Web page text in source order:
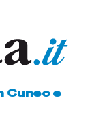
Cuneo e